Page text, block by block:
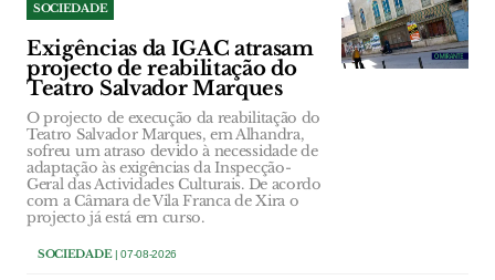
SOCIEDADE
Exigências da IGAC atrasam
projecto de reabilitação do
Teatro Salvador Marques
O projecto de execução da reabilitação do
Teatro Salvador Marques, em Alhandra,
sofreu um atraso devido à necessidade de
adaptação às exigências da Inspecção-
Geral das Actividades Culturais. De acordo
com a Câmara de Vila Franca de Xira o
projecto já está em curso.
SOCIEDADE| 07-08-2026